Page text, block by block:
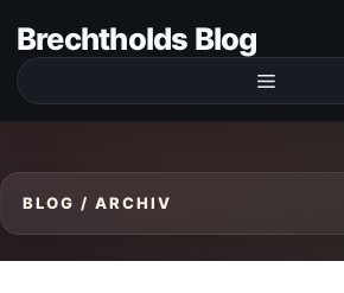
Inhalt
springen
Brechtholds Blog
Menü